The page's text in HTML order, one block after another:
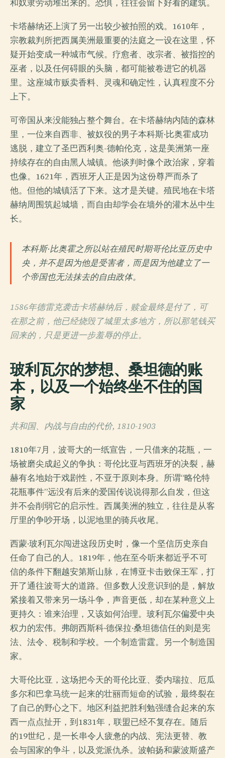
和奴隶劳动堆出来的。恐惧，往往会留下好看的建筑。
卡塔赫纳还上演了另一出较少被拍照的戏。1610年，
宗教裁判所把西属美洲最重要的法庭之一设在这里，怀
疑开始变成一种城市气候。疗愈者、改宗者、被指控的
巫者，以及任何碍眼的头脑，都可能被卷进它的机器
里。这座城市贩卖香料、灵魂和确定性，认真程度不分
上下。
可帝国从来没能独占整个舞台。在卡塔赫纳内陆的森林
里，一位来自西非、被奴役的男子本科斯·比奥霍成功
逃脱，建立了圣巴西利奥-德帕伦克，这是美洲第一座
持续存在的自由黑人城镇。他谈判时像个政治家，穿着
也像。1621年，西班牙人正是因为这份尊严而杀了
他。但他的城镇活了下来。这才是关键。殖民地在卡塔
赫纳周围筑起城墙，而自由却学会在墙外的灌木丛中生
长。
本科斯·比奥霍之所以站在殖民时期哥伦比亚历史中
央，并不是因为他是受害者，而是因为他建立了一
个帝国也无法抹去的自由政体。
1586年德雷克袭击卡塔赫纳后，赎金最终是付了，可
在那之前，他已经烧毁了城里太多地方，所以那笔钱买
回来的，只是更进一步羞辱的停止。
玻利瓦尔的梦想、桑坦德的账
本，以及一个始终坐不住的国
家
共和国、内战与自由的代价, 1810-1903
1810年7月，波哥大的一纸宣告，一只借来的花瓶，一
场被磨尖成起义的争执：哥伦比亚与西班牙的决裂，赫
赫有名地始于戏剧性，不亚于原则本身。所谓“略伦特
花瓶事件”远没有后来的爱国传说说得那么自发，但这
并不会削弱它的启示性。西属美洲的独立，往往是从客
厅里的争吵开场，以泥地里的骑兵收尾。
西蒙·玻利瓦尔闯进这段历史时，像一个坚信历史亲自
任命了自己的人。1819年，他在至今听来都近乎不可
信的条件下翻越安第斯山脉，在博亚卡击败保王军，打
开了通往波哥大的道路。但多数人没意识到的是，解放
紧接着又带来另一场斗争，声音更低，却在某种意义上
更持久：谁来治理，又该如何治理。玻利瓦尔偏爱中央
权力的宏伟。弗朗西斯科·德保拉·桑坦德信任的则是宪
法、法令、税制和学校。一个制造雷霆。另一个制造国
家。
大哥伦比亚，这场把今天的哥伦比亚、委内瑞拉、厄瓜
多尔和巴拿马统一起来的壮丽而短命的试验，最终裂在
了自己的野心之下。地区利益把胜利勉强缝合起来的东
西一点点扯开，到1831年，联盟已经不复存在。随后
的19世纪，是一长串令人疲惫的内战、宪法更替、教
会与国家的争斗，以及党派仇杀。波帕扬和蒙波斯盛产